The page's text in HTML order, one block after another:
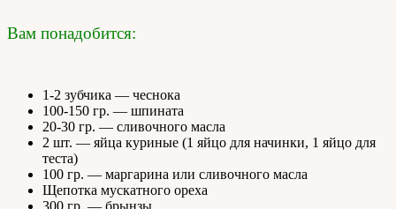
Вам понадобится:
1-2 зубчика — чеснока
100-150 гр. — шпината
20-30 гр. — сливочного масла
2 шт. — яйца куриные (1 яйцо для начинки, 1 яйцо для
теста)
100 гр. — маргарина или сливочного масла
Щепотка мускатного ореха
300 гр. — брынзы